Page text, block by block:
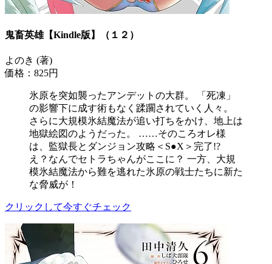
鬼畜英雄【Kindle版】（１２）
よのき (著)
価格：825円
氷原を突如襲ったアンデットの大群。 「死凍」
の影響下に成す術もなく蹂躙されていく人々。
さらに大規模氷結魔法が追い打ちをかけ、地上は
地獄絵図のようだった。 ……そのころオレ様
は、監獄長とダンジョン攻略＜S●X＞完了!?
え？なんでセトラちゃんがここに？ 一方、大規
模氷結魔法から難を逃れた氷原の戦士たちに新た
な脅威が！
クリックして今すぐチェック